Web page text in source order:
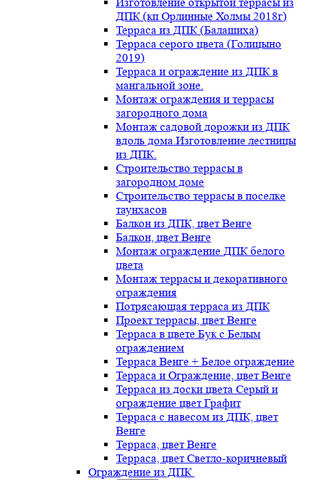
ДПК (кп Орлинные Холмы 2018г)
Терраса из ДПК (Балашиха)
Терраса серого цвета (Голицыно
2019)
Терраса и ограждение из ДПК в
мангальной зоне.
Монтаж ограждения и террасы
загородного дома
Монтаж садовой дорожки из ДПК
вдоль дома.Изготовление лестницы
из ДПК.
Строительство террасы в
загородном доме
Строительство террасы в поселке
таунхасов
Балкон из ДПК, цвет Венге
Балкон, цвет Венге
Монтаж ограждение ДПК белого
цвета
Монтаж террасы и декоративного
ограждения
Потрясающая терраса из ДПК
Проект террасы, цвет Венге
Терраса в цвете Бук с Белым
ограждением
Терраса Венге + Белое ограждение
Терраса и Ограждение, цвет Венге
Терраса из доски цвета Серый и
ограждение цвет Графит
Терраса с навесом из ДПК, цвет
Венге
Терраса, цвет Венге
Терраса, цвет Светло-коричневый
Ограждение из ДПК